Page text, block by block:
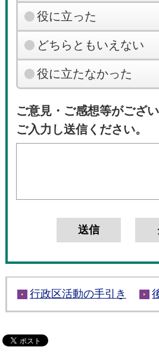
役に立った
どちらともいえない
役に立たなかった
ご意見・ご感想等がござ
ご入力し送信ください。
行政区活動の手引き